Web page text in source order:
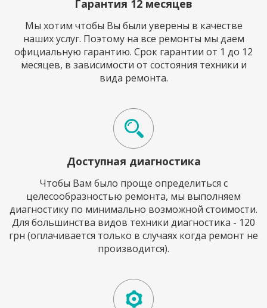
Гарантия 12 месяцев
Мы хотим чтобы Вы были уверены в качестве
наших услуг. Поэтому на все ремонты мы даем
официальную гарантию. Срок гарантии от 1 до 12
месяцев, в зависимости от состояния техники и
вида ремонта.
Доступная диагностика
Чтобы Вам было проще определиться с
целесообразностью ремонта, мы выполняем
диагностику по минимально возможной стоимости.
Для большинства видов техники диагностика - 120
грн (оплачивается только в случаях когда ремонт не
производится).